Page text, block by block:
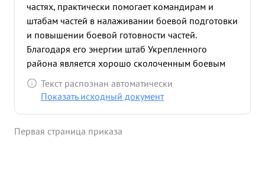
частях, практически помогает командирам и
штабам частей в налаживании боевой подготовки
и повышении боевой готовности частей.
Благодаря его энергии штаб Укрепленного
района является хорошо сколоченным боевым
штабом. Обеспечением пост янного и
систематического контроля за выполне нием
штаба УР и штабов частей. Хорошо поставленное
Текст распознан автоматически
Показать исходный документ
Первая страница приказа